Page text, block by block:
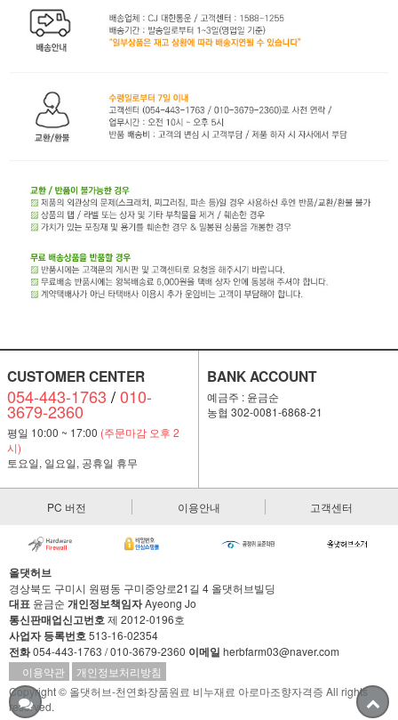
CUSTOMER CENTER
054-443-1763 /010-
3679-2360
평일 10:00 ~ 17:00 (주문마감 오후 2
시)
토요일, 일요일, 공휴일 휴무
BANK ACCOUNT
예금주 : 윤금순
농협 302-0081-6868-21
PC 버전 이용안내 고객센터
올댓허브
경상북도 구미시 원평동 구미중앙로21길 4 올댓허브빌딩
대표 윤금순 개인정보책임자Ayeong Jo
통신판매업신고번호 제 2012-0196호
사업자 등록번호 513-16-02354
전화054-443-1763 / 010-3679-2360 이메일 herbfarm03@naver.com
이용약관
개인정보처리방침
Copyright © 올댓허브-천연화장품원료 비누재료 아로마조향자격증 All rights
reserved.